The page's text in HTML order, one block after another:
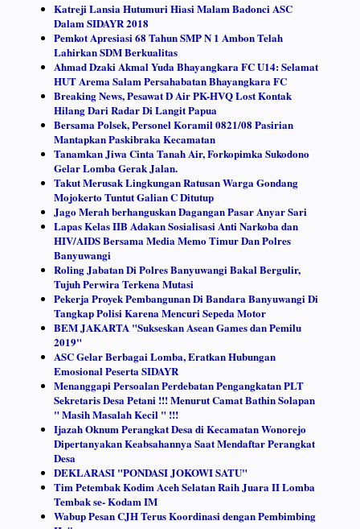
Katreji Lansia Hutumuri Hiasi Malam Badonci ASC
Dalam SIDAYR 2018
Pemkot Apresiasi 68 Tahun SMP N 1 Ambon Telah
Lahirkan SDM Berkualitas
Ahmad Dzaki Akmal Yuda Bhayangkara FC U14: Selamat
HUT Arema Salam Persahabatan Bhayangkara FC
Breaking News, Pesawat D Air PK-HVQ Lost Kontak
Hilang Dari Radar Di Langit Papua
Bersama Polsek, Personel Koramil 0821/08 Pasirian
Mantapkan Paskibraka Kecamatan
Tanamkan Jiwa Cinta Tanah Air, Forkopimka Sukodono
Gelar Lomba Gerak Jalan.
Takut Merusak Lingkungan Ratusan Warga Gondang
Mojokerto Tuntut Galian C Ditutup
Jago Merah berhanguskan Dagangan Pasar Anyar Sari
Lapas Kelas IIB Adakan Sosialisasi Anti Narkoba dan
HIV/AIDS Bersama Media Memo Timur Dan Polres
Banyuwangi
Roling Jabatan Di Polres Banyuwangi Bakal Bergulir,
Tujuh Perwira Terkena Mutasi
Pekerja Proyek Pembangunan Di Bandara Banyuwangi Di
Tangkap Polisi Karena Mencuri Sepeda Motor
BEM JAKARTA "Sukseskan Asean Games dan Pemilu
2019"
ASC Gelar Berbagai Lomba, Eratkan Hubungan
Emosional Peserta SIDAYR
Menanggapi Persoalan Perdebatan Pengangkatan PLT
Sekretaris Desa Petani !!! Menurut Camat Bathin Solapan
" Masih Masalah Kecil " !!!
Ijazah Oknum Perangkat Desa di Kecamatan Wonorejo
Dipertanyakan Keabsahannya Saat Mendaftar Perangkat
Desa
DEKLARASI "PONDASI JOKOWI SATU"
Tim Petembak Kodim Aceh Selatan Raih Juara II Lomba
Tembak se- Kodam IM
Wabup Pesan CJH Terus Koordinasi dengan Pembimbing